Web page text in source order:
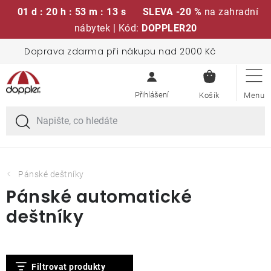
01 d : 20 h : 53 m : 12 s SLEVA -20 % na zahradní
nábytek | Kód: DOPPLER20
obsah
Doprava zdarma při nákupu nad 2000 Kč
KOŠÍK
Sedací soupravy
Slunečníky
Křesla a židle
Stoly
Pánské deštníky
Pánské automatické
deštníky
Filtrovat produkty
V